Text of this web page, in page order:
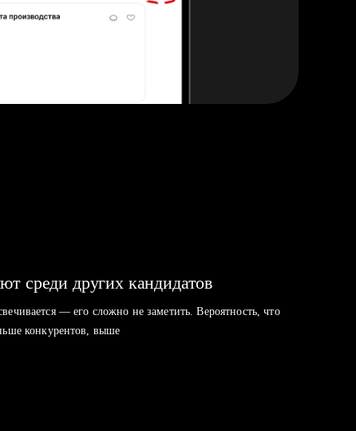
среди других кандидатов
— его сложно не заметить. Вероятность, что
конкурентов, выше